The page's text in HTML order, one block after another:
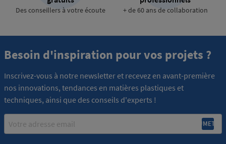
Des conseillers à votre écoute + de 60 ans de collaboration
Besoin d'inspiration pour vos projets ?
Inscrivez-vous à notre newsletter et recevez en avant-première
nos innovations, tendances en matières plastiques et
techniques, ainsi que des conseils d'experts !